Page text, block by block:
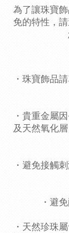
為了讓珠寶
免的特性，
・珠寶飾品
・貴重金屬
及天然氧化
・避免接觸
・避
・天然珍珠